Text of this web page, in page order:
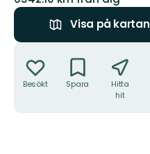
Visa på kartan
Besökt Spara
Hitta
hit